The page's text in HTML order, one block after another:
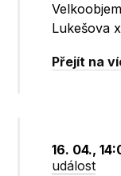
Lukešova
Přejít na
16. 04.,
událost